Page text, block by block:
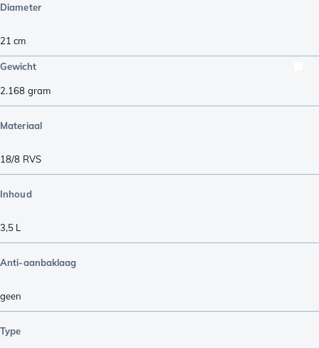
Diameter
21 cm
Gewicht
2.168 gram
Materiaal
18/8 RVS
Inhoud
3,5 L
Anti-aanbaklaag
geen
Type